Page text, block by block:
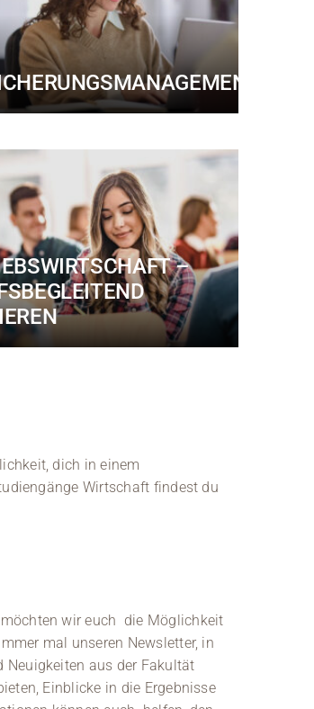
–
dich in einem
Wirtschaft findest du
wir euch die Möglichkeit
mal unseren Newsletter, in
Neuigkeiten aus der Fakultät
Einblicke in die Ergebnisse